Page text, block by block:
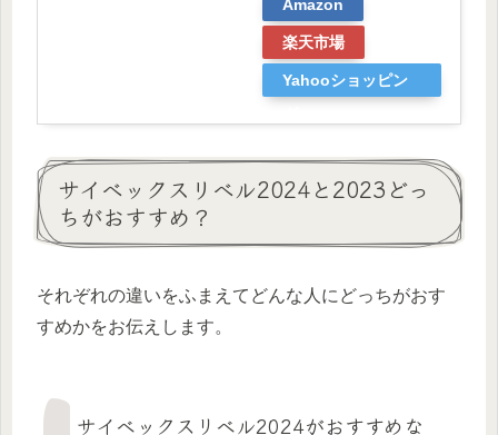
Amazon
楽天市場
Yahooショッピン
サイベックスリベル2024と2023どっ
ちがおすすめ？
それぞれの違いをふまえてどんな人にどっちがおす
すめかをお伝えします。
サイベックスリベル2024がおすすめな